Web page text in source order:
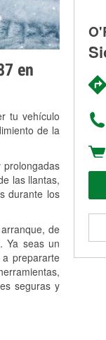
en
tu vehículo
de la
las llantas,
durante los
de
Ya seas un
prepararte
seguras y